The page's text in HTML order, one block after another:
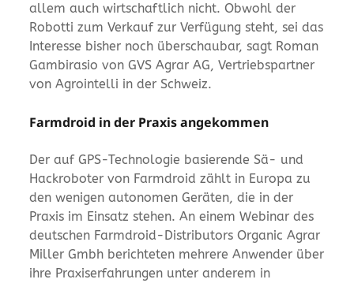
allem auch wirtschaftlich nicht. Obwohl der
Robotti zum Verkauf zur Verfügung steht, sei das
Interesse bisher noch überschaubar, sagt Roman
Gambirasio von GVS Agrar AG, Vertriebspartner
von Agrointelli in der Schweiz.
Farmdroid in der Praxis angekommen
Der auf GPS-Technologie basierende Sä- und
Hackroboter von Farmdroid zählt in Europa zu
den wenigen autonomen Geräten, die in der
Praxis im Einsatz stehen. An einem Webinar des
deutschen Farmdroid-Distributors Organic Agrar
Miller Gmbh berichteten mehrere Anwender über
ihre Praxiserfahrungen unter anderem in